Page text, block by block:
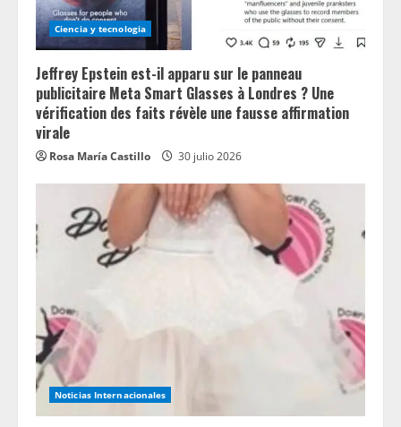
Ciencia y tecnologia
Jeffrey Epstein est-il apparu sur le panneau
publicitaire Meta Smart Glasses à Londres ? Une
vérification des faits révèle une fausse affirmation
virale
Rosa María Castillo 30 julio 2026
Noticias Internacionales